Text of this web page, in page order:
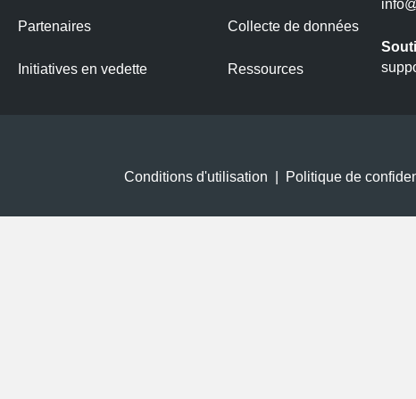
Partenaires
Initiatives en vedette
Collecte de données
Ressources
Conditions d'utilisation Politique de